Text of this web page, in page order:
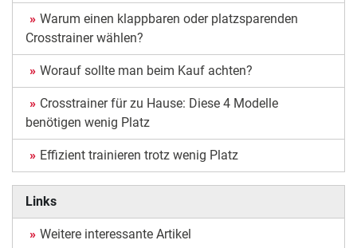
Warum einen klappbaren oder platzsparenden
Crosstrainer wählen?
Worauf sollte man beim Kauf achten?
Crosstrainer für zu Hause: Diese 4 Modelle
benötigen wenig Platz
Effizient trainieren trotz wenig Platz
Links
Weitere interessante Artikel